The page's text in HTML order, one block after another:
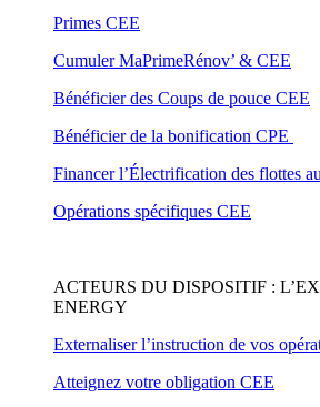
Primes CEE
Cumuler MaPrimeRénov’ & CEE
Bénéficier des Coups de pouce CEE
Bénéficier de la bonification CPE
Financer l’Électrification des flottes
Opérations spécifiques CEE
ACTEURS DU DISPOSITIF :
ENERGY
Externaliser l’instruction de vos
Atteignez votre obligation CEE